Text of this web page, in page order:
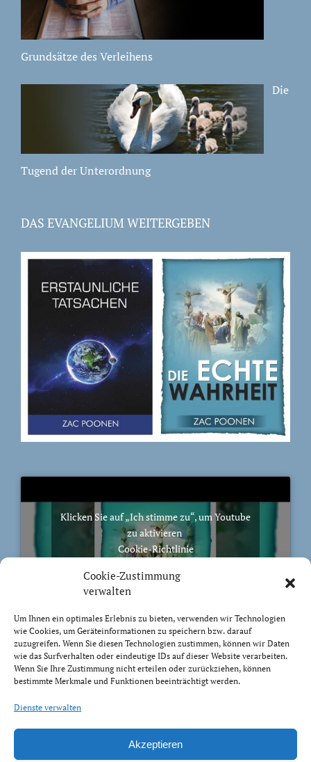
Cookie-Zustimmung
verwalten
Um Ihnen ein optimales Erlebnis zu bieten, verwenden wir Technologien
wie Cookies, um Geräteinformationen zu speichern bzw. darauf
zuzugreifen. Wenn Sie diesen Technologien zustimmen, können wir Daten
wie das Surfverhalten oder eindeutige IDs auf dieser Website verarbeiten.
Wenn Sie Ihre Zustimmung nicht erteilen oder zurückziehen, können
bestimmte Merkmale und Funktionen beeinträchtigt werden.
Dienste verwalten
Akzeptieren
Grundsätze des Verleihens
Die
Tugend der Unterordnung
DAS EVANGELIUM WEITERGEBEN
Klicken Sie auf „Ich stimme zu“, um Youtube
zu aktivieren
Cookie-Richtlinie
Ich stimme zu
BIBELVERS DES TAGES
euch tragen, bis ihr grau werdet. Ich habe es getan; ich
will heben und tragen und erretten.